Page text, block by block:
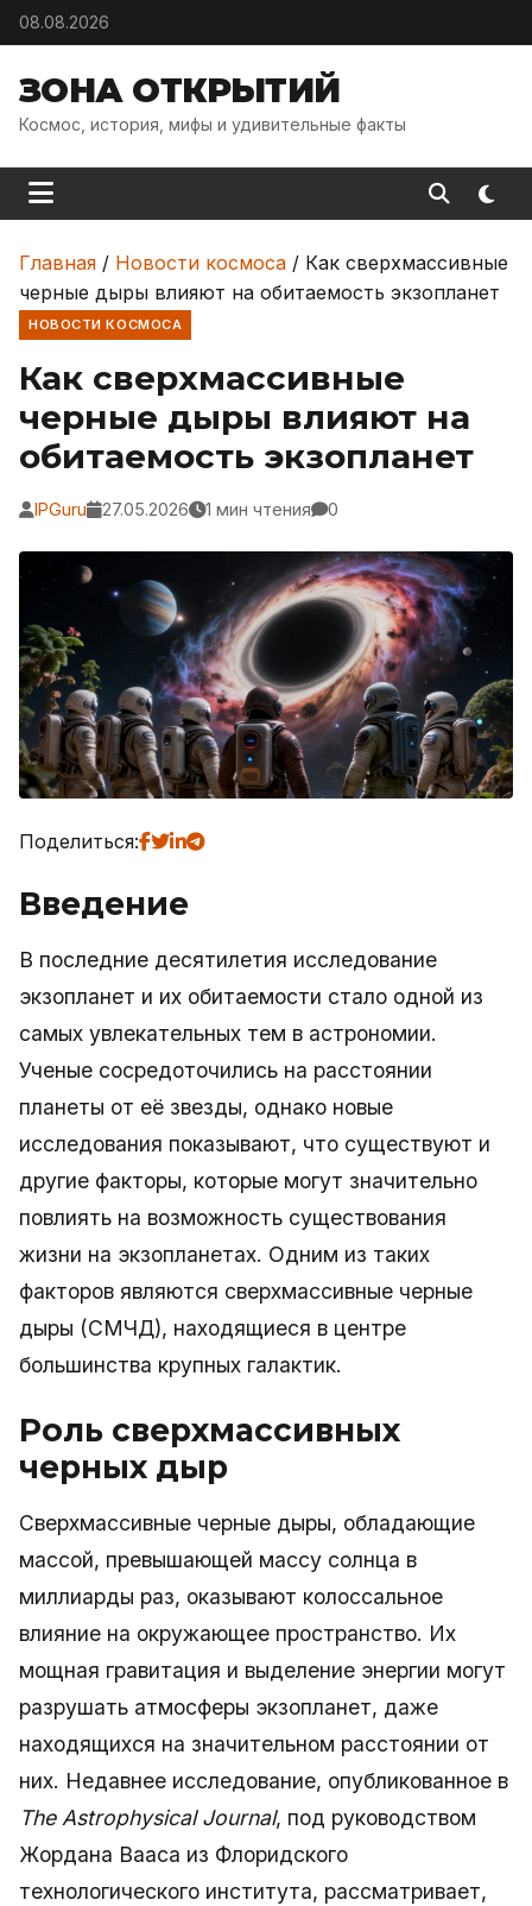
Skip to content
08.08.2026
ЗОНА ОТКРЫТИЙ
Космос, история, мифы и удивительные факты
Главная / Новости космоса / Как сверхмассивные
черные дыры влияют на обитаемость экзопланет
НОВОСТИ КОСМОСА
Как сверхмассивные
черные дыры влияют на
обитаемость экзопланет
IPGuru 27.05.2026 1 мин чтения 0
Поделиться:
Введение
В последние десятилетия исследование
экзопланет и их обитаемости стало одной из
самых увлекательных тем в астрономии.
Ученые сосредоточились на расстоянии
планеты от её звезды, однако новые
исследования показывают, что существуют и
другие факторы, которые могут значительно
повлиять на возможность существования
жизни на экзопланетах. Одним из таких
факторов являются сверхмассивные черные
дыры (СМЧД), находящиеся в центре
большинства крупных галактик.
Роль сверхмассивных
черных дыр
Сверхмассивные черные дыры, обладающие
массой, превышающей массу солнца в
миллиарды раз, оказывают колоссальное
влияние на окружающее пространство. Их
мощная гравитация и выделение энергии могут
разрушать атмосферы экзопланет, даже
находящихся на значительном расстоянии от
них. Недавнее исследование, опубликованное в
The Astrophysical Journal, под руководством
Жордана Вааса из Флоридского
технологического института, рассматривает,